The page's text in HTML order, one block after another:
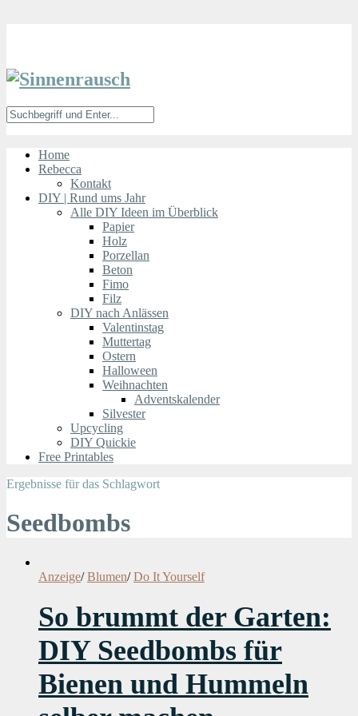
Home
Rebecca
Kontakt
DIY | Rund ums Jahr
Alle DIY Ideen im Überblick
Papier
Holz
Porzellan
Beton
Fimo
Filz
DIY nach Anlässen
Valentinstag
Muttertag
Ostern
Halloween
Weihnachten
Adventskalender
Silvester
Upcycling
DIY Quickie
Free Printables
Ergebnisse für das Schlagwort
Seedbombs
Anzeige/ Blumen/ Do It Yourself
So brummt der Garten:
DIY Seedbombs für
Bienen und Hummeln